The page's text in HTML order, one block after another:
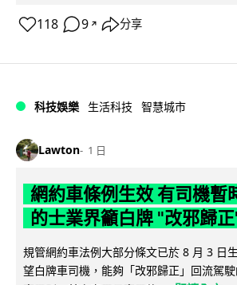
118 9 ↗ 分享
科技娛樂 生活科技 智慧城市
Lawton 1 日
網約車條例生效 有司機暫
的士業界籲白牌 "改邪歸
規管網約車法例大部分條文已於 8 月 3 日
望白牌車司機，能夠「改邪歸正」回流駕